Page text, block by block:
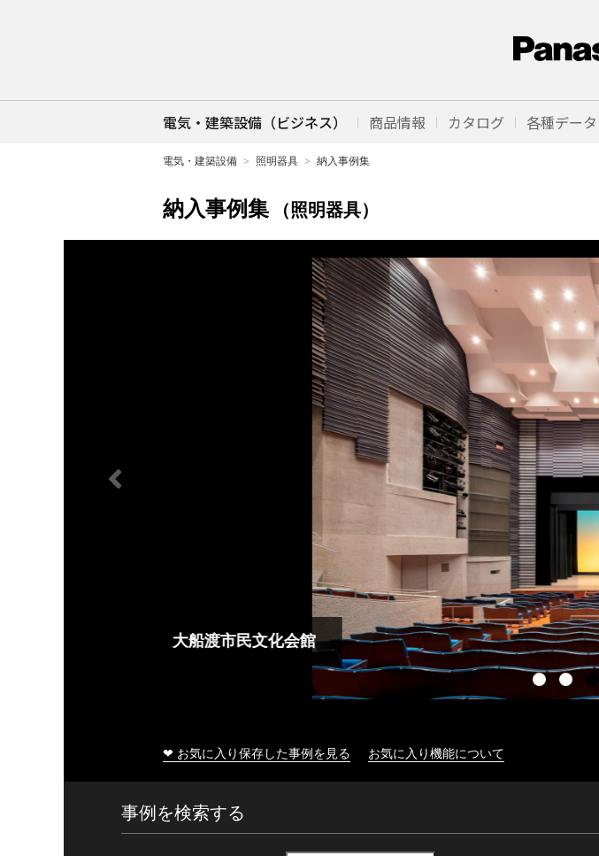
電気・建築設備（ビジネス） 商品情報 カタログ 各種データ
電気・建築設備 照明器具 納入事例集
納入事例集 （照明器具）
大船渡市民文化会館
❤ お気に入り保存した事例を見る お気に入り機能について
事例を検索する